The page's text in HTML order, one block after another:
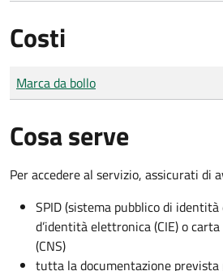
Costi
Tipo di pagamento
Importo
Marca da bollo
Cosa serve
Per accedere al servizio, assicurati di
SPID (sistema pubblico di
d’identità elettronica (CIE) o
(CNS)
tutta la documentazione prevista